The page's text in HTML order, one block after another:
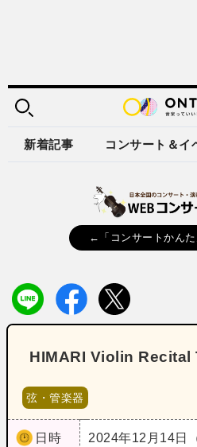
新着記事 コンサート＆イ
←「コンサートかん
HIMARI Violin Recital
弦・管楽器
日時
2024年12月14日